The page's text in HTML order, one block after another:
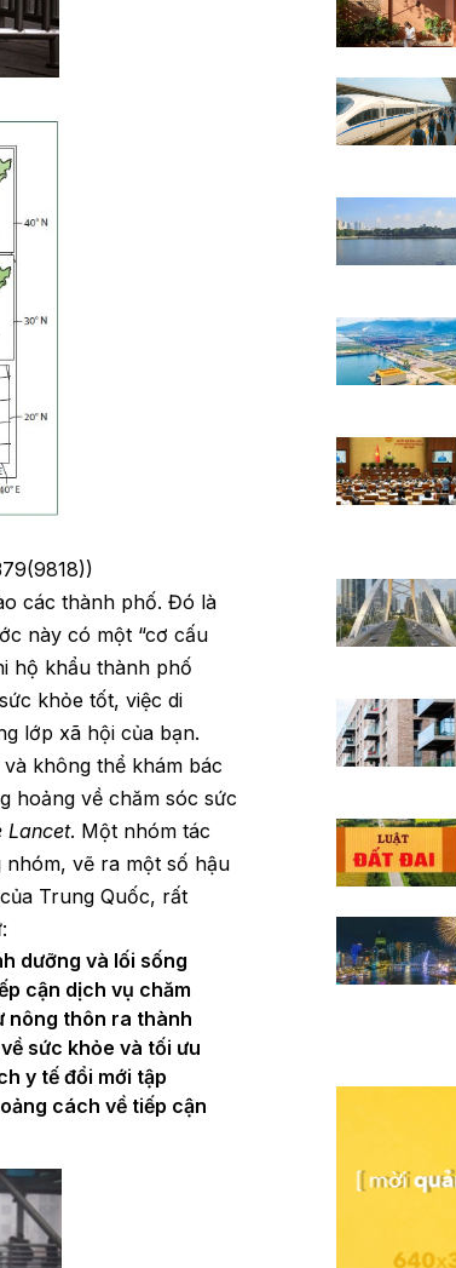
các thành phố. Đó là
này có một “cơ cấu
hộ khẩu thành phố
khỏe tốt, việc di
lớp xã hội của bạn.
không thể khám bác
hoảng về chăm sóc sức
Lancet. Một nhóm tác
nhóm, vẽ ra một số hậu
Trung Quốc, rất
dưỡng và lối sống
cận dịch vụ chăm
nông thôn ra thành
sức khỏe và tối ưu
y tế đổi mới tập
cách về tiếp cận